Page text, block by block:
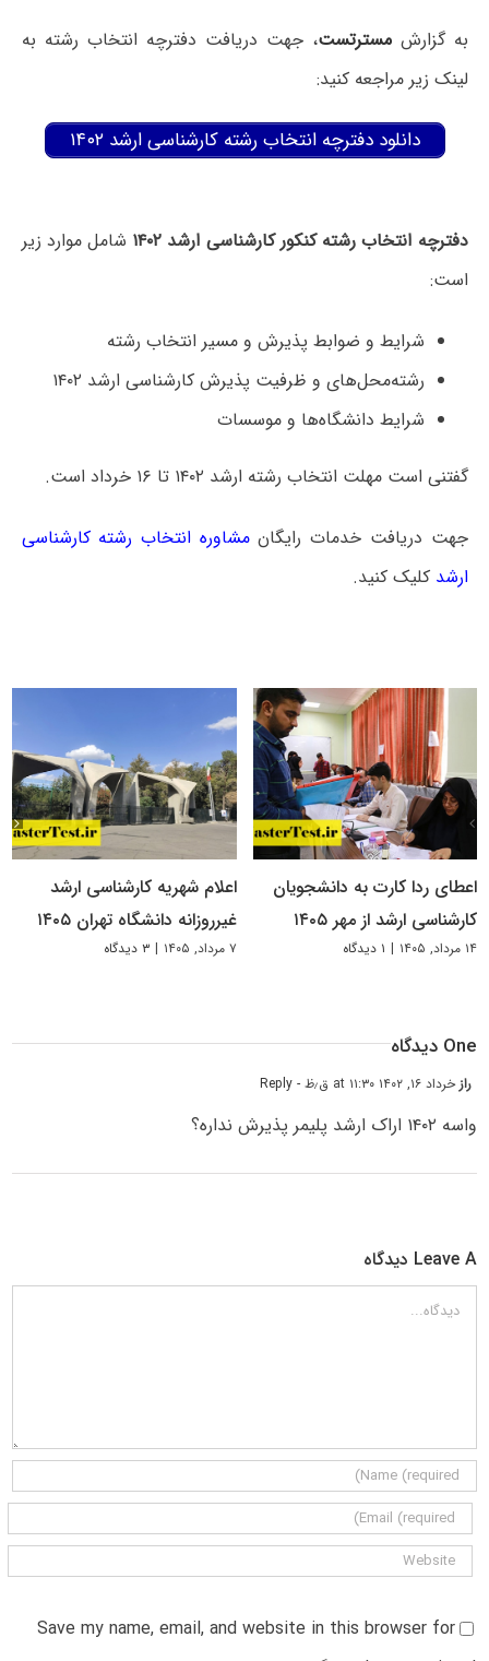
به گزارشمسترتست، جهت دریافت دفترچه انتخاب رشته به
لینک زیر مراجعه کنید:
دانلود دفترچه انتخاب رشته کارشناسی ارشد ۱۴۰۲
دفترچه انتخاب رشته کنکور کارشناسی ارشد ۱۴۰۲
شامل موارد زیر
است:
شرایط و ضوابط پذیرش و مسیر انتخاب رشته
رشته‌محل‌های و ظرفیت پذیرش کارشناسی ارشد ۱۴۰۲
شرایط دانشگاه‌ها و موسسات
گفتنی است مهلت انتخاب رشته ارشد ۱۴۰۲ تا ۱۶ خرداد است.
جهت دریافت خدمات رایگانمشاوره انتخاب رشته کارشناسی
ارشد کلیک کنید.
اعطای ردا کارت به دانشجویان
کارشناسی ارشد از مهر ۱۴۰۵
۱۴ مرداد, ۱۴۰۵ | ۱ دیدگاه
اعلام شهریه کارشناسی ارشد
غیرروزانه دانشگاه تهران ۱۴۰۵
۷ مرداد, ۱۴۰۵ | ۳ دیدگاه
One دیدگاه
راز خرداد ۱۶, ۱۴۰۲ at ۱۱:۳۰ ق٫ظ - Reply
واسه ۱۴۰۲ اراک ارشد پلیمر پذیرش نداره؟
Leave A دیدگاه
دیدگاه
Save my name, email, and website in this browser for